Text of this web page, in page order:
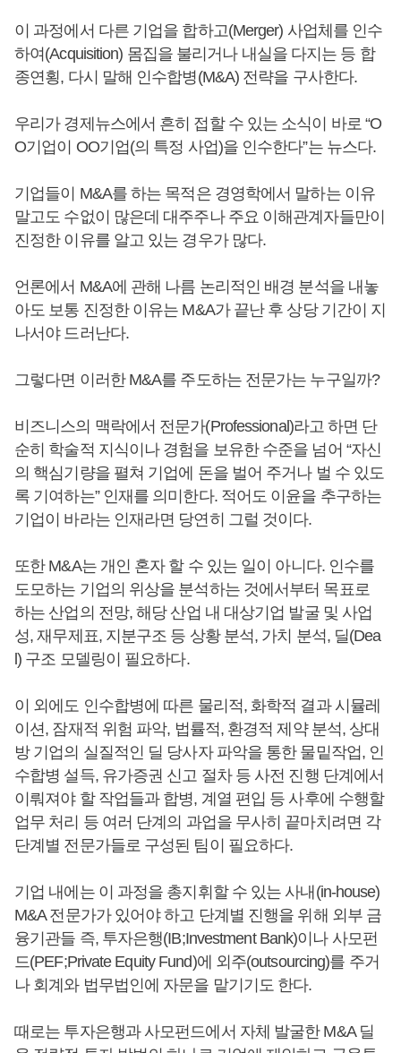
이 과정에서 다른 기업을 합하고(Merger) 사업체를 인수
하여(Acquisition) 몸집을 불리거나 내실을 다지는 등 합
종연횡, 다시 말해 인수합병(M&A) 전략을 구사한다.
우리가 경제뉴스에서 흔히 접할 수 있는 소식이 바로 “O
O기업이 OO기업(의 특정 사업)을 인수한다”는 뉴스다.
기업들이 M&A를 하는 목적은 경영학에서 말하는 이유
말고도 수없이 많은데 대주주나 주요 이해관계자들만이
진정한 이유를 알고 있는 경우가 많다.
언론에서 M&A에 관해 나름 논리적인 배경 분석을 내놓
아도 보통 진정한 이유는 M&A가 끝난 후 상당 기간이 지
나서야 드러난다.
그렇다면 이러한 M&A를 주도하는 전문가는 누구일까?
비즈니스의 맥락에서 전문가(Professional)라고 하면 단
순히 학술적 지식이나 경험을 보유한 수준을 넘어 “자신
의 핵심기량을 펼쳐 기업에 돈을 벌어 주거나 벌 수 있도
록 기여하는” 인재를 의미한다. 적어도 이윤을 추구하는
기업이 바라는 인재라면 당연히 그럴 것이다.
또한 M&A는 개인 혼자 할 수 있는 일이 아니다. 인수를
도모하는 기업의 위상을 분석하는 것에서부터 목표로
하는 산업의 전망, 해당 산업 내 대상기업 발굴 및 사업
성, 재무제표, 지분구조 등 상황 분석, 가치 분석, 딜(Dea
l) 구조 모델링이 필요하다.
이 외에도 인수합병에 따른 물리적, 화학적 결과 시뮬레
이션, 잠재적 위험 파악, 법률적, 환경적 제약 분석, 상대
방 기업의 실질적인 딜 당사자 파악을 통한 물밑작업, 인
수합병 설득, 유가증권 신고 절차 등 사전 진행 단계에서
이뤄져야 할 작업들과 합병, 계열 편입 등 사후에 수행할
업무 처리 등 여러 단계의 과업을 무사히 끝마치려면 각
단계별 전문가들로 구성된 팀이 필요하다.
기업 내에는 이 과정을 총지휘할 수 있는 사내(in-house)
M&A 전문가가 있어야 하고 단계별 진행을 위해 외부 금
융기관들 즉, 투자은행(IB;Investment Bank)이나 사모펀
드(PEF;Private Equity Fund)에 외주(outsourcing)를 주거
나 회계와 법무법인에 자문을 맡기기도 한다.
때로는 투자은행과 사모펀드에서 자체 발굴한 M&A 딜